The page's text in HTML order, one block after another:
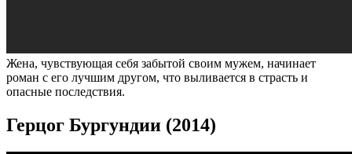
Жена, чувствующая себя забытой своим мужем, начинает
роман с его лучшим другом, что выливается в страсть и
опасные последствия.
Герцог Бургундии (2014)